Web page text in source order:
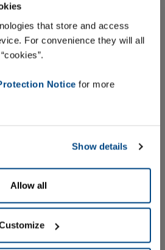
that store and access
For convenience they will all
Notice for more
Show details
Allow all